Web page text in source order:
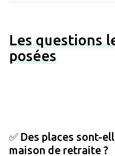
Les questions
posées
✅ Des places sont-
maison de retraite ?